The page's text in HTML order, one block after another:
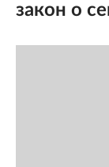
закон о